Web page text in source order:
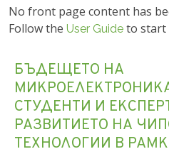
No front page content has
Follow the User Guide to start
БЪДЕЩЕТО НА
СТУДЕНТИ И
РАЗВИТИЕТО НА
ТЕХНОЛОГИИ В